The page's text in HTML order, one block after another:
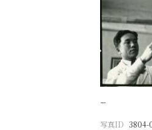
−
写真ID 3804-